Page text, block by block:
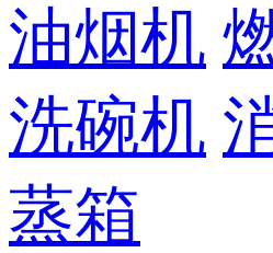
油烟机
洗碗机
蒸箱